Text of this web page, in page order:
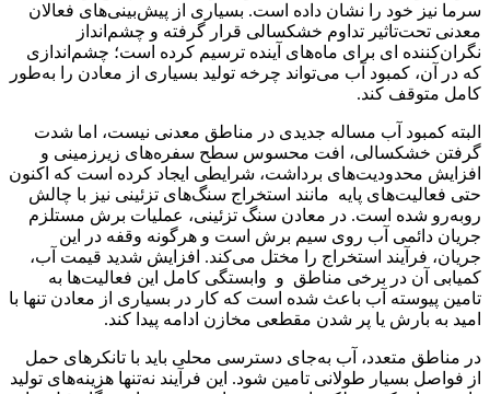
سرما نیز خود را نشان داده است. بسیاری از پیش‌بینی‌های فعالان
معدنی تحت‌تاثیر تداوم خشکسالی قرار گرفته و چشم‌انداز
نگران‌کننده ای برای ماه‌های آینده ترسیم کرده است؛ چشم‌اندازی
که در آن، کمبود آب می‌تواند چرخه تولید بسیاری از معادن را به‌طور
کامل متوقف کند.
البته کمبود آب مساله جدیدی در مناطق معدنی نیست، اما شدت
گرفتن خشکسالی، افت محسوس سطح سفره‌های زیرزمینی و
افزایش محدودیت‌های برداشت، شرایطی ایجاد کرده است که اکنون
حتی فعالیت‌های پایه مانند استخراج سنگ‌های تزئینی نیز با چالش
روبه‌رو شده است. در معادن سنگ تزئینی، عملیات برش مستلزم
جریان دائمی آب روی سیم برش است و هرگونه وقفه در این
جریان، فرآیند استخراج را مختل می‌کند. افزایش شدید قیمت آب،
کمیابی آن در برخی مناطق و وابستگی کامل این فعالیت‌ها به
تامین پیوسته آب باعث شده است که کار در بسیاری از معادن تنها با
امید به بارش یا پر شدن مقطعی مخازن ادامه پیدا کند.
در مناطق متعدد، آب به‌جای دسترسی محلی باید با تانکرهای حمل
از فواصل بسیار طولانی تامین شود. این فرآیند نه‌تنها هزینه‌های تولید